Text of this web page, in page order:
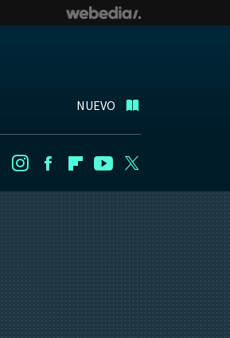
NUEVO
InstagramFacebookFlipboard
Youtube